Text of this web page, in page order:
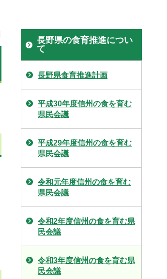
長野県の食育推進につい
て
長野県食育推進計画
平成30年度信州の食を育む
県民会議
平成29年度信州の食を育む
県民会議
令和元年度信州の食を育む
県民会議
令和2年度信州の食を育む県
民会議
令和3年度信州の食を育む県
民会議